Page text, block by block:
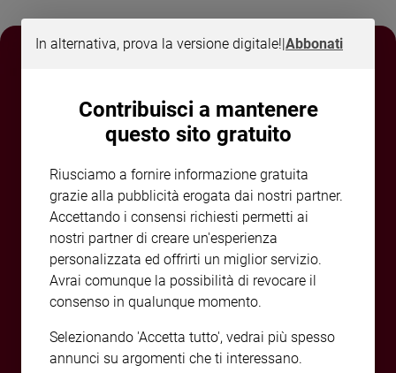
Famiglia
Coppia
Adolescenza
Bioetica
Vai
In alternativa, prova la versione digitale!|Abbonati
Contribuisci a mantenere
questo sito gratuito
Riusciamo a fornire informazione gratuita
grazie alla pubblicità erogata dai nostri partner.
Accettando i consensi richiesti permetti ai
nostri partner di creare un'esperienza
personalizzata ed offrirti un miglior servizio.
Avrai comunque la possibilità di revocare il
consenso in qualunque momento.
Selezionando 'Accetta tutto', vedrai più spesso
annunci su argomenti che ti interessano.